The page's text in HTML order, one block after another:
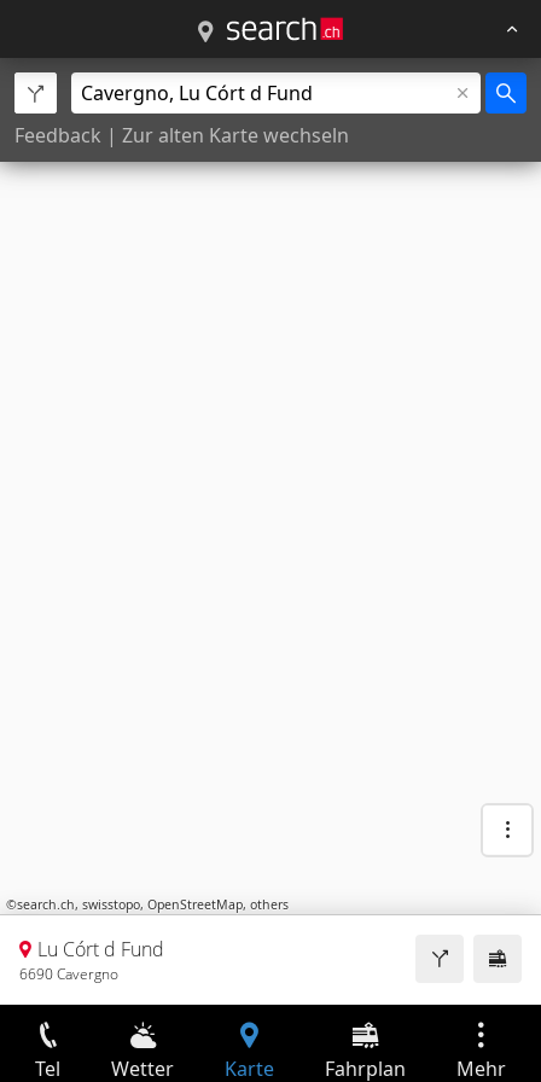
Feedback | Zur alten Karte wechseln
©search.ch, swisstopo, OpenStreetMap, others
Lu Córt d Fund
6690 Cavergno
Tel Wetter Karte Fahrplan Mehr